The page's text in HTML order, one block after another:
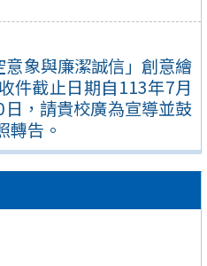
象與廉潔誠信」創意繪
件截止日期自113年7月
，請貴校廣為宣導並鼓
轉告。